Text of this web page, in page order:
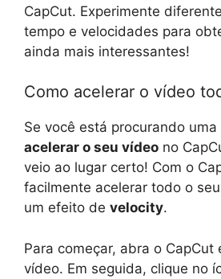
CapCut. Experimente
tempo e velocidades para
ainda mais interessantes!
Como acelerar o vídeo
Se você está procurando
acelerar o seu vídeo no
veio ao lugar certo! Com o
facilmente acelerar todo o
um efeito de velocity.
Para começar, abra o CapCut
vídeo. Em seguida, clique no